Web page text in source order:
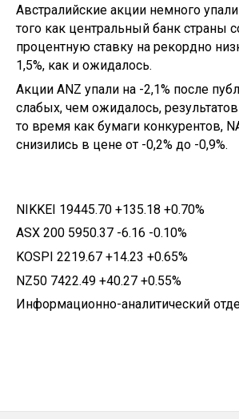
Австралийские акции немного
того как центральный банк страны
процентную ставку на рекордно
1,5%, как и ожидалось.
Акции ANZ упали на -2,1% после
слабых, чем ожидалось,
то время как бумаги конкурентов,
снизились в цене от -0,2% до -0,9%.
NIKKEI 19445.70 +135.18 +0.70%
ASX 200 5950.37 -6.16 -0.10%
KOSPI 2219.67 +14.23 +0.65%
NZ50 7422.49 +40.27 +0.55%
Информационно-аналитический